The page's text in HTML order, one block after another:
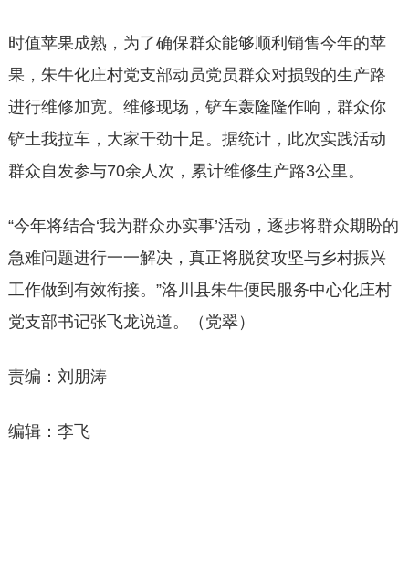
时值苹果成熟，为了确保群众能够顺利销售今年的苹
果，朱牛化庄村党支部动员党员群众对损毁的生产路
进行维修加宽。维修现场，铲车轰隆隆作响，群众你
铲土我拉车，大家干劲十足。据统计，此次实践活动
群众自发参与70余人次，累计维修生产路3公里。
“今年将结合‘我为群众办实事’活动，逐步将群众期盼的
急难问题进行一一解决，真正将脱贫攻坚与乡村振兴
工作做到有效衔接。”洛川县朱牛便民服务中心化庄村
党支部书记张飞龙说道。（党翠）
责编：刘朋涛
编辑：李飞